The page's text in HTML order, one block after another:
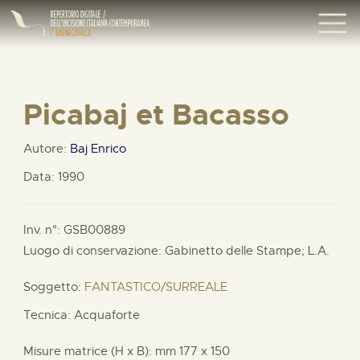
Picabaj et Bacasso
Autore: Baj Enrico
Data: 1990
Inv. n°: GSB00889
Luogo di conservazione: Gabinetto delle Stampe; L.A.
Soggetto: FANTASTICO/SURREALE
Tecnica: Acquaforte
Misure matrice (H x B): mm 177 x 150